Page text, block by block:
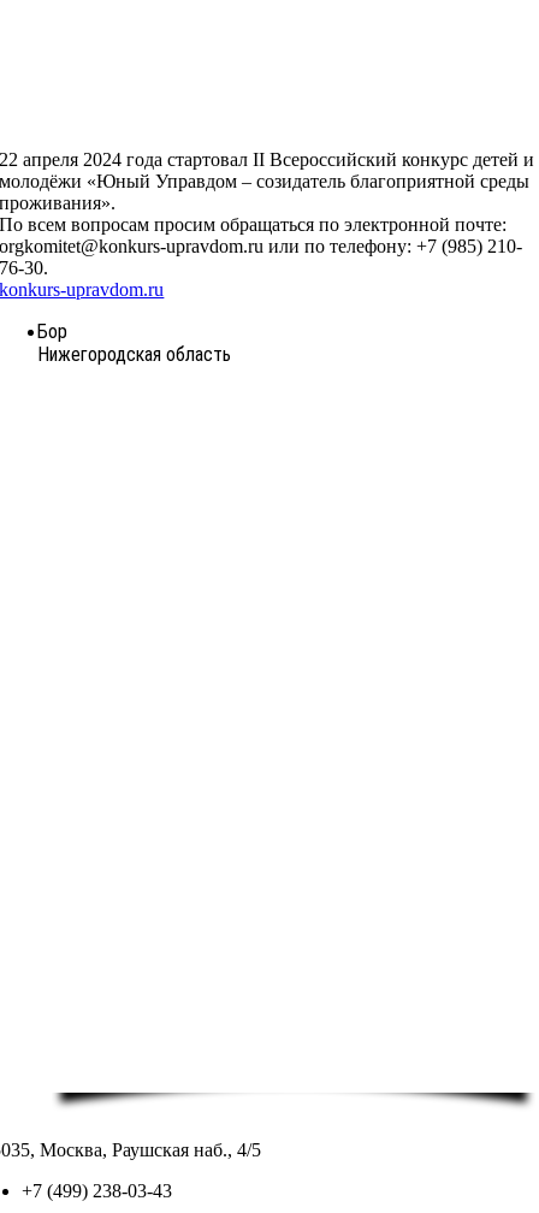
22 апреля 2024 года стартовал II Всероссийский конкурс детей и
молодёжи «Юный Управдом – созидатель благоприятной среды
проживания».
По всем вопросам просим обращаться по электронной почте:
orgkomitet@konkurs-upravdom.ru или по телефону: +7 (985) 210-
76-30.
konkurs-upravdom.ru
Бор
Нижегородская область
Москва, Раушская наб., 4/5
+7 (499) 238-03-43